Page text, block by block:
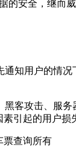
的安全，继而威
知用户的情
客攻击、服
引起的用户损
票查询所有